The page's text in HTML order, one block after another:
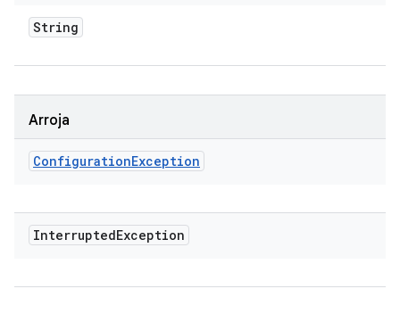
String
Arroja
ConfigurationException
InterruptedException